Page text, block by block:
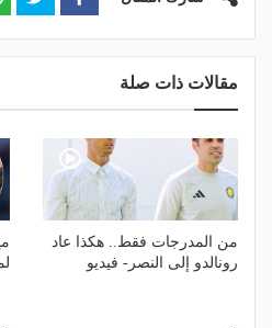
مقالات ذات صلة
من المدرجات فقط.. هكذا عاد
رونالدو إلى النصر- فيديو